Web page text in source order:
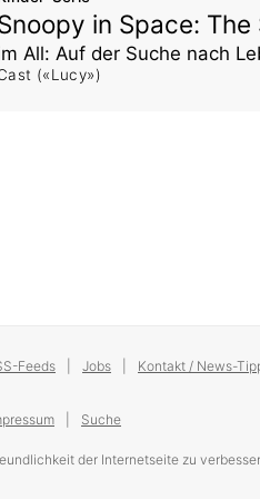
in Space:
All: Auf der Suche nach
(«Lucy»)
Feeds Jobs Kontakt / News-
Suche
der Internetseite zu